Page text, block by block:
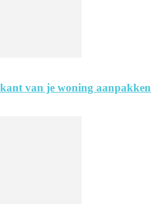
van je woning aanpakken